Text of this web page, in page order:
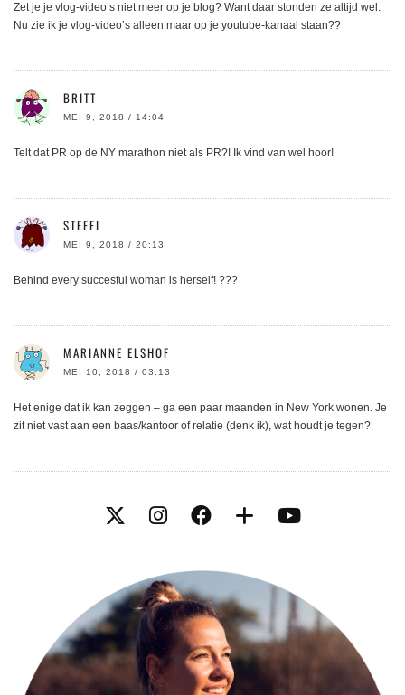
Zet je je vlog-video’s niet meer op je blog? Want daar stonden ze altijd wel.
Nu zie ik je vlog-video’s alleen maar op je youtube-kanaal staan??
BRITT
MEI 9, 2018 / 14:04
Telt dat PR op de NY marathon niet als PR?! Ik vind van wel hoor!
STEFFI
MEI 9, 2018 / 20:13
Behind every succesful woman is herself! ???
MARIANNE ELSHOF
MEI 10, 2018 / 03:13
Het enige dat ik kan zeggen – ga een paar maanden in New York wonen. Je
zit niet vast aan een baas/kantoor of relatie (denk ik), wat houdt je tegen?